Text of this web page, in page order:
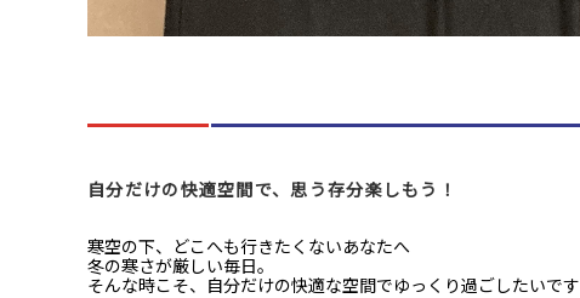
自分だけの快適空間で、思う存分楽しもう！
寒空の下、どこへも行きたくないあなたへ
冬の寒さが厳しい毎日。
そんな時こそ、自分だけの快適な空間でゆっくり過ごしたいです